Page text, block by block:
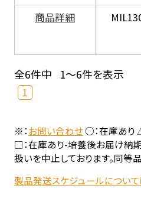
商品詳細
全6件中 1～6件を表示
1
※：お問い合わせ○：在庫あり
□：在庫あり-培養後お届け納
扱いを中止しております。同等
製品発送スケジュールについて